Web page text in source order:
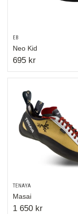
EB
Neo Kid
695 kr
TENAYA
Masai
1 650 kr